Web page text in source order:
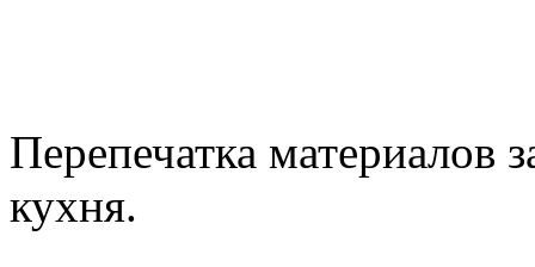
Перепечатка материалов
кухня.